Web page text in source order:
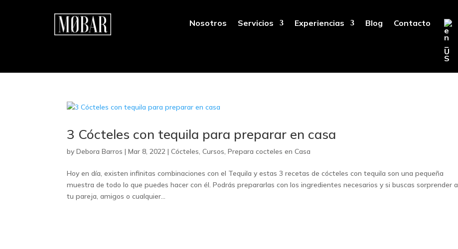
Nosotros Servicios Experiencias Blog Contacto
3 Cócteles con tequila para preparar en casa
byDebora Barros |Mar 8, 2022 |Cócteles,Cursos,Prepara cocteles en Casa
Hoy en día, existen infinitas combinaciones con el Tequila y estas 3 recetas de cócteles con tequila son una pequeña
muestra de todo lo que puedes hacer con él. Podrás prepararlas con los ingredientes necesarios y si buscas sorprender a
tu pareja, amigos o cualquier...